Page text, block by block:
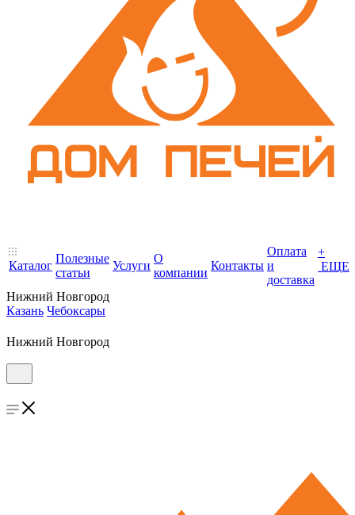
Каталог
Полезные
статьи
Услуги
О
компании
Контакты
Оплата
и
доставка
+
ЕЩЕ
Нижний Новгород
Казань Чебоксары
Нижний Новгород